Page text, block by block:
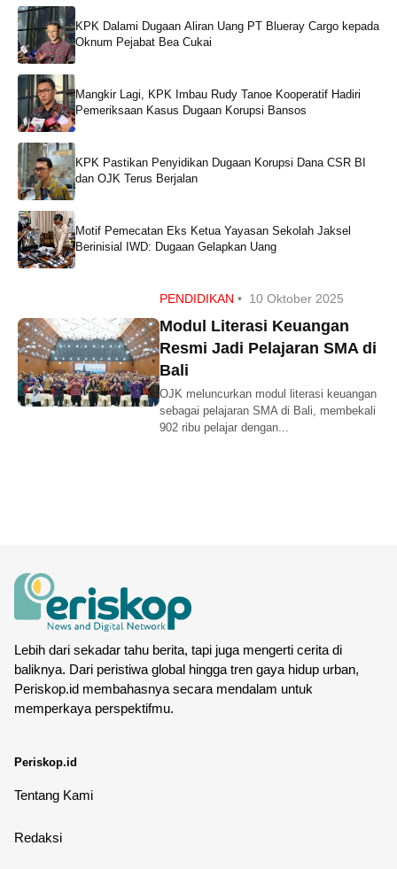
KPK Dalami Dugaan Aliran Uang PT Blueray Cargo kepada
Oknum Pejabat Bea Cukai
Mangkir Lagi, KPK Imbau Rudy Tanoe Kooperatif Hadiri
Pemeriksaan Kasus Dugaan Korupsi Bansos
KPK Pastikan Penyidikan Dugaan Korupsi Dana CSR BI
dan OJK Terus Berjalan
Motif Pemecatan Eks Ketua Yayasan Sekolah Jaksel
Berinisial IWD: Dugaan Gelapkan Uang
PENDIDIKAN • 10 Oktober 2025
Modul Literasi Keuangan
Resmi Jadi Pelajaran SMA di
Bali
OJK meluncurkan modul literasi keuangan
sebagai pelajaran SMA di Bali, membekali
902 ribu pelajar dengan...
Lebih dari sekadar tahu berita, tapi juga mengerti cerita di
baliknya. Dari peristiwa global hingga tren gaya hidup urban,
Periskop.id membahasnya secara mendalam untuk
memperkaya perspektifmu.
Periskop.id
Tentang Kami
Redaksi